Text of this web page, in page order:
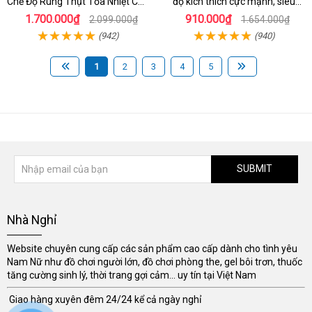
Cấp
1.700.000₫ 2.099.000₫
(942)
sướng
910.000₫ 1.654.000₫
(940)
1 2 3 4 5
SUBMIT
Nhà Nghỉ
Website chuyên cung cấp các sản phẩm cao cấp dành cho tình yêu
Nam Nữ như đồ chơi người lớn, đồ chơi phòng the, gel bôi trơn, thuốc
tăng cường sinh lý, thời trang gợi cảm... uy tín tại Việt Nam
Giao hàng xuyên đêm 24/24 kể cả ngày nghỉ